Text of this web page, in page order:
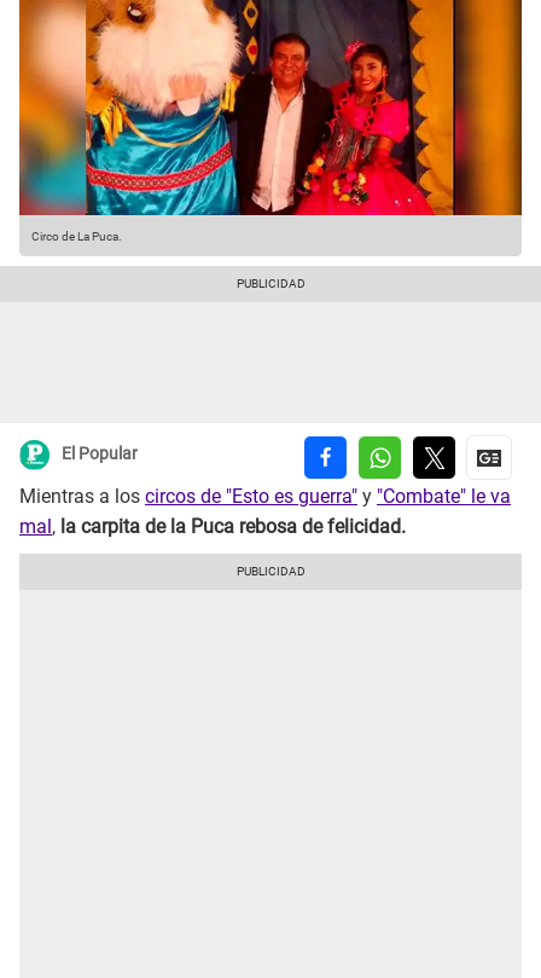
Circo de La Puca.
El Popular
Mientras a los circos de "Esto es guerra" y "Combate" le va
mal , la carpita de la Puca rebosa de felicidad.